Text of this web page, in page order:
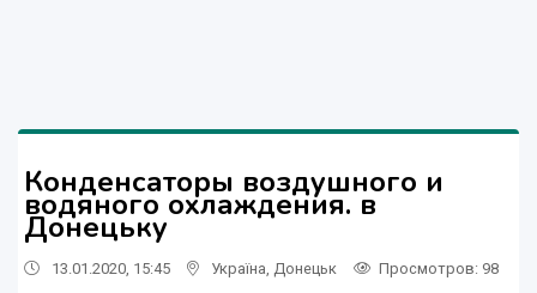
Конденсаторы воздушного и
водяного охлаждения. в
Донецьку
13.01.2020, 15:45 Україна Донецьк Просмотров: 98